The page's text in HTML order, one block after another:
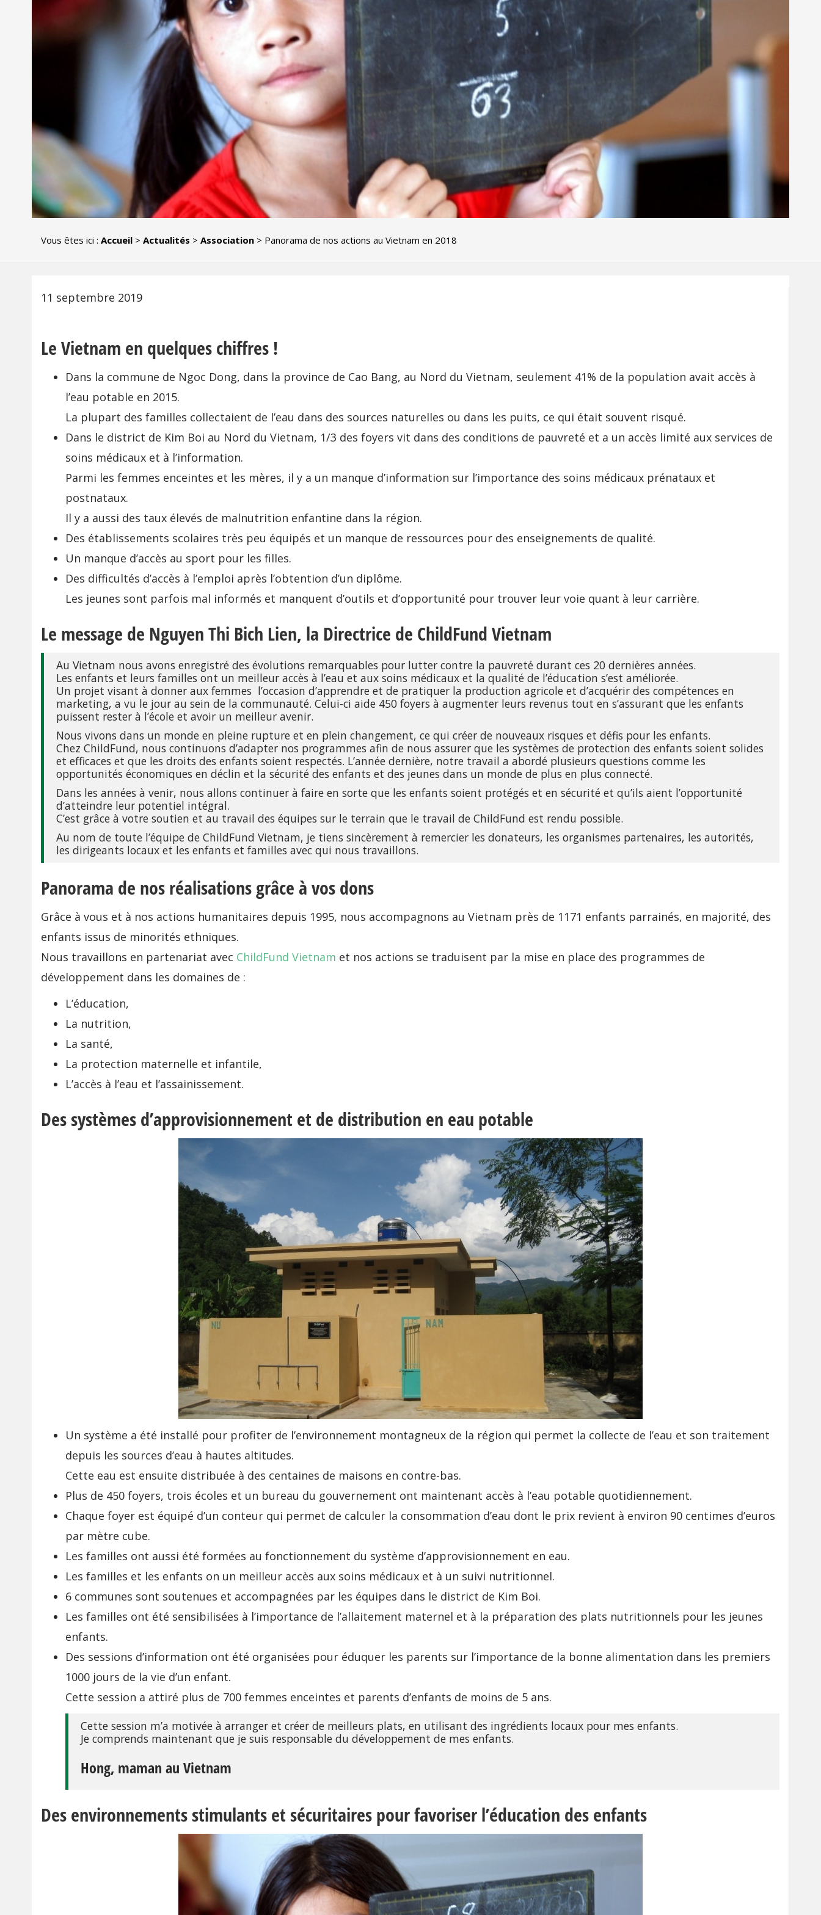
Vous êtes ici :Accueil >Actualités >Association > Panorama de nos actions au Vietnam en 2018
11 septembre 2019
Le Vietnam en quelques chiffres !
Dans la commune de Ngoc Dong, dans la province de Cao Bang, au Nord du Vietnam, seulement 41% de la population avait accès à
l’eau potable en 2015.
La plupart des familles collectaient de l’eau dans des sources naturelles ou dans les puits, ce qui était souvent risqué.
Dans le district de Kim Boi au Nord du Vietnam, 1/3 des foyers vit dans des conditions de pauvreté et a un accès limité aux services de
soins médicaux et à l’information.
Parmi les femmes enceintes et les mères, il y a un manque d’information sur l’importance des soins médicaux prénataux et
postnataux.
Il y a aussi des taux élevés de malnutrition enfantine dans la région.
Des établissements scolaires très peu équipés et un manque de ressources pour des enseignements de qualité.
Un manque d’accès au sport pour les filles.
Des difficultés d’accès à l’emploi après l’obtention d’un diplôme.
Les jeunes sont parfois mal informés et manquent d’outils et d’opportunité pour trouver leur voie quant à leur carrière.
Le message de Nguyen Thi Bich Lien, la Directrice de ChildFund Vietnam
Au Vietnam nous avons enregistré des évolutions remarquables pour lutter contre la pauvreté durant ces 20 dernières années.
Les enfants et leurs familles ont un meilleur accès à l’eau et aux soins médicaux et la qualité de l’éducation s’est améliorée.
Un projet visant à donner aux femmes l’occasion d’apprendre et de pratiquer la production agricole et d’acquérir des compétences en
marketing, a vu le jour au sein de la communauté. Celui-ci aide 450 foyers à augmenter leurs revenus tout en s’assurant que les enfants
puissent rester à l’école et avoir un meilleur avenir.
Nous vivons dans un monde en pleine rupture et en plein changement, ce qui créer de nouveaux risques et défis pour les enfants.
Chez ChildFund, nous continuons d’adapter nos programmes afin de nous assurer que les systèmes de protection des enfants soient solides
et efficaces et que les droits des enfants soient respectés. L’année dernière, notre travail a abordé plusieurs questions comme les
opportunités économiques en déclin et la sécurité des enfants et des jeunes dans un monde de plus en plus connecté.
Dans les années à venir, nous allons continuer à faire en sorte que les enfants soient protégés et en sécurité et qu’ils aient l’opportunité
d’atteindre leur potentiel intégral.
C’est grâce à votre soutien et au travail des équipes sur le terrain que le travail de ChildFund est rendu possible.
Au nom de toute l’équipe de ChildFund Vietnam, je tiens sincèrement à remercier les donateurs, les organismes partenaires, les autorités,
les dirigeants locaux et les enfants et familles avec qui nous travaillons.
Panorama de nos réalisations grâce à vos dons
Grâce à vous et à nos actions humanitaires depuis 1995, nous accompagnons au Vietnam près de 1171 enfants parrainés, en majorité, des
enfants issus de minorités ethniques.
Nous travaillons en partenariat avec ChildFund Vietnam et nos actions se traduisent par la mise en place des programmes de
développement dans les domaines de :
L’éducation,
La nutrition,
La santé,
La protection maternelle et infantile,
L’accès à l’eau et l’assainissement.
Des systèmes d’approvisionnement et de distribution en eau potable
Un système a été installé pour profiter de l’environnement montagneux de la région qui permet la collecte de l’eau et son traitement
depuis les sources d’eau à hautes altitudes.
Cette eau est ensuite distribuée à des centaines de maisons en contre-bas.
Plus de 450 foyers, trois écoles et un bureau du gouvernement ont maintenant accès à l’eau potable quotidiennement.
Chaque foyer est équipé d’un conteur qui permet de calculer la consommation d’eau dont le prix revient à environ 90 centimes d’euros
par mètre cube.
Les familles ont aussi été formées au fonctionnement du système d’approvisionnement en eau.
Les familles et les enfants on un meilleur accès aux soins médicaux et à un suivi nutritionnel.
6 communes sont soutenues et accompagnées par les équipes dans le district de Kim Boi.
Les familles ont été sensibilisées à l’importance de l’allaitement maternel et à la préparation des plats nutritionnels pour les jeunes
enfants.
Des sessions d’information ont été organisées pour éduquer les parents sur l’importance de la bonne alimentation dans les premiers
1000 jours de la vie d’un enfant.
Cette session a attiré plus de 700 femmes enceintes et parents d’enfants de moins de 5 ans.
Cette session m’a motivée à arranger et créer de meilleurs plats, en utilisant des ingrédients locaux pour mes enfants.
Je comprends maintenant que je suis responsable du développement de mes enfants.
Hong, maman au Vietnam
Des environnements stimulants et sécuritaires pour favoriser l’éducation des enfants